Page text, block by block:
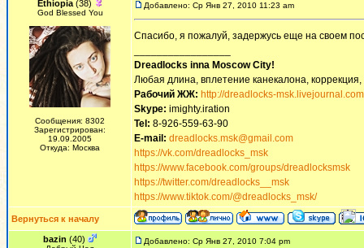
Ethiopia(38)
God Blessed You
Сообщения: 8302
Зарегистрирован:
19.09.2005
Откуда: Москва
Добавлено: Ср Янв 27, 2010 11:23 am
Спасибо, я пожалуй, задержусь еще на своем
Dreadlocks inna Moscow Сity!
Любая длина, вплетение канекалона,
Рабочий ЖЖ: http://dreadlocks-
Skype: imighty.iration
Tel: 8-926-559-63-90
E-mail: dreadlocks.msk@gmail.com
https://vk.com/dreadlocks_msk
https://www.facebook.com/groups/dreadlocksmsk
https://twitter.com/dreadlocks__msk
https://www.tiktok.com/@dreadlocks_msk/
Вернуться к началу
bazin (40) Добавлено: Ср Янв 27, 2010 7:04 pm